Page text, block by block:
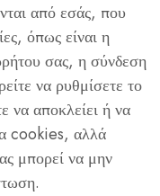
από εσάς, που
όπως είναι η
σας, η σύνδεση
να ρυθμίσετε το
να αποκλείει ή να
cookies, αλλά
μπορεί να μην